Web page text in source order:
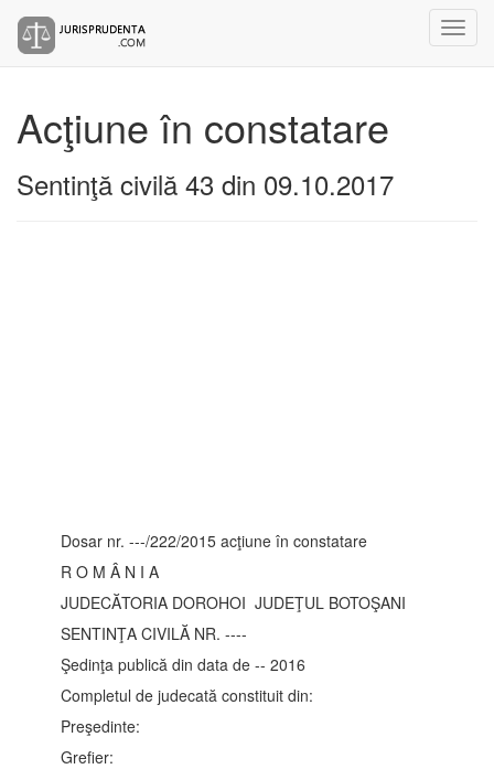
Acţiune în constatare
Sentinţă civilă 43 din 09.10.2017
Dosar nr. ---/222/2015 acţiune în constatare
R O M Â N I A
JUDECĂTORIA DOROHOI JUDEŢUL BOTOŞANI
SENTINŢA CIVILĂ NR. ----
Şedinţa publică din data de -- 2016
Completul de judecată constituit din:
Preşedinte:
Grefier: